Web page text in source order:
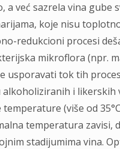
a već sazrela vina gube
koje nisu
redukcioni procesi
mikroflora (npr.
usporavati tok tih
i likerskih
(više od
temperatura
stadijumima vina.